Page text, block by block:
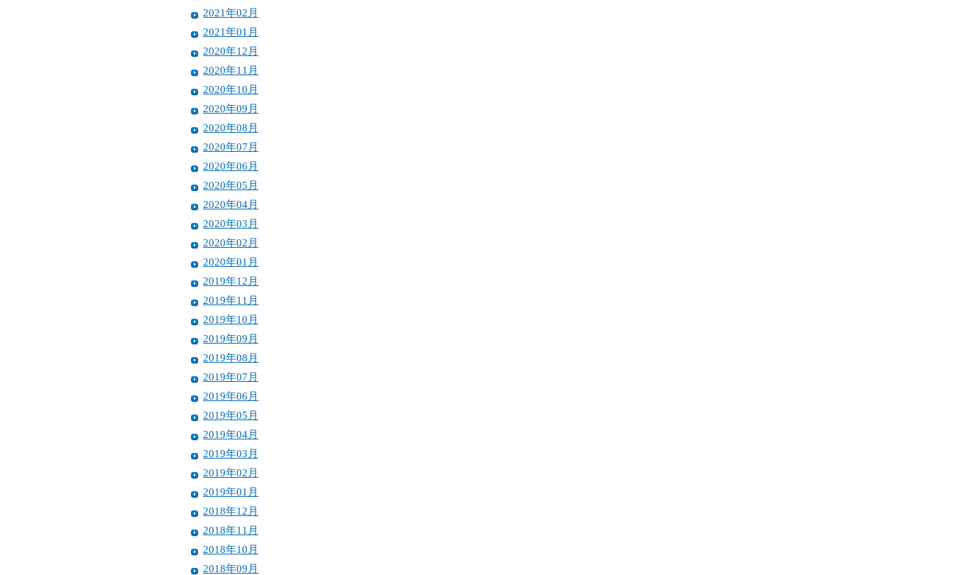
2021年02月
2021年01月
2020年12月
2020年11月
2020年10月
2020年09月
2020年08月
2020年07月
2020年06月
2020年05月
2020年04月
2020年03月
2020年02月
2020年01月
2019年12月
2019年11月
2019年10月
2019年09月
2019年08月
2019年07月
2019年06月
2019年05月
2019年04月
2019年03月
2019年02月
2019年01月
2018年12月
2018年11月
2018年10月
2018年09月